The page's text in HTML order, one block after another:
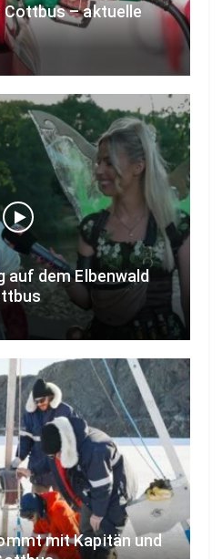
– aktuelle
auf dem Elbenwald
mit Kapitän und